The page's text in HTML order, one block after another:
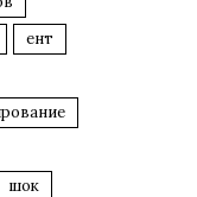
ент
шок